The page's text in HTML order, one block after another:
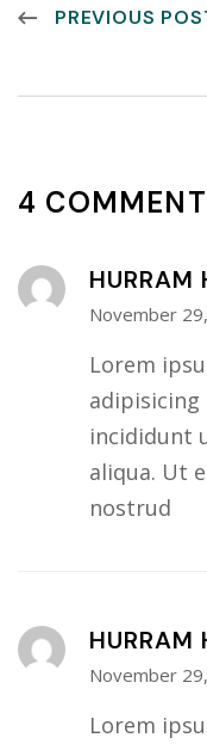
PREVIOUS
4
HURRAM
November
Lorem
incididunt
aliqua. Ut
nostrud
HURRAM
November
Lorem